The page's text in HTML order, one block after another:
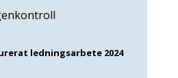
ledningsarbete 2024